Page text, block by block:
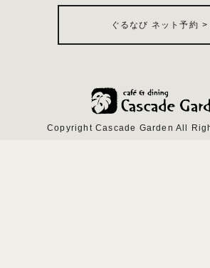
ぐるなび ネット予約 >
Copyright Cascade Garden All